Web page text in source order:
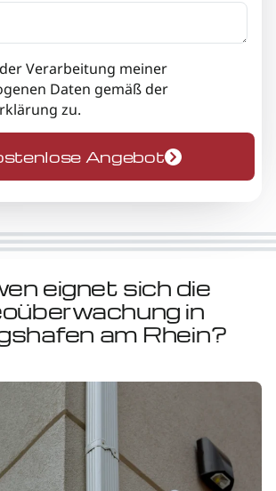
Verarbeitung meiner
Daten gemäß der
zu.
Angebot
eignet sich die
in
am Rhein?